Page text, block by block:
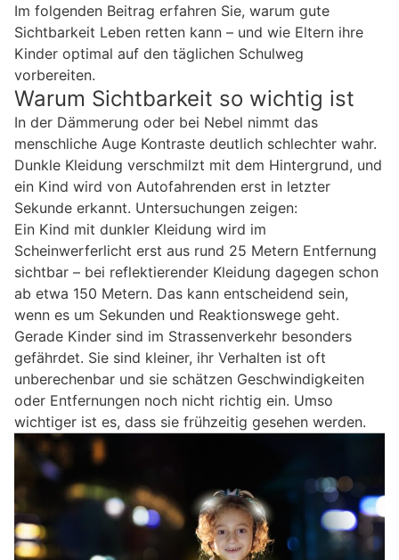
Im folgenden Beitrag erfahren Sie, warum gute
Sichtbarkeit Leben retten kann – und wie Eltern ihre
Kinder optimal auf den täglichen Schulweg
vorbereiten.
Warum Sichtbarkeit so wichtig ist
In der Dämmerung oder bei Nebel nimmt das
menschliche Auge Kontraste deutlich schlechter wahr.
Dunkle Kleidung verschmilzt mit dem Hintergrund, und
ein Kind wird von Autofahrenden erst in letzter
Sekunde erkannt. Untersuchungen zeigen:
Ein Kind mit dunkler Kleidung wird im
Scheinwerferlicht erst aus rund 25 Metern Entfernung
sichtbar – bei reflektierender Kleidung dagegen schon
ab etwa 150 Metern. Das kann entscheidend sein,
wenn es um Sekunden und Reaktionswege geht.
Gerade Kinder sind im Strassenverkehr besonders
gefährdet. Sie sind kleiner, ihr Verhalten ist oft
unberechenbar und sie schätzen Geschwindigkeiten
oder Entfernungen noch nicht richtig ein. Umso
wichtiger ist es, dass sie frühzeitig gesehen werden.